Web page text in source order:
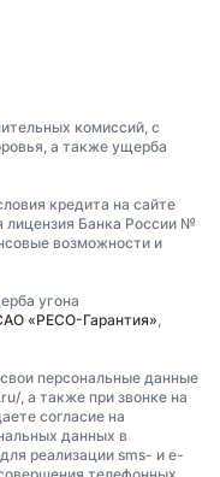
комиссий, с
а также ущерба
кредита на сайте
лицензия Банка России №
возможности и
угона
«РЕСО-Гарантия»
персональные данные
, а также при звонке на
согласие на
данных в
реализации sms- и e-